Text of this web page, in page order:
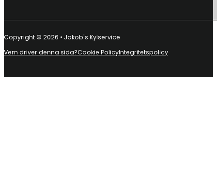
Copyright © 2026 • Jakob's Kylservice
Vem driver denna sida?Cookie PolicyIntegritetspolicy